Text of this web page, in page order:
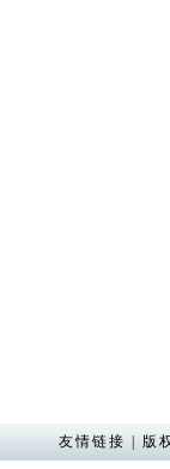
友情链接 版